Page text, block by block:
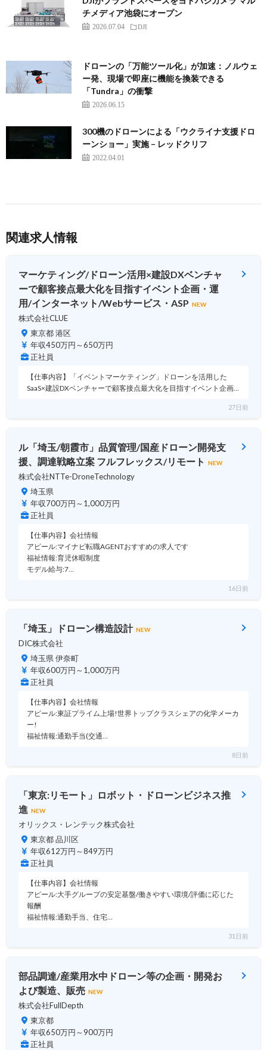
チメディア池袋にオープン
2026.07.04 DJI
ドローンの「万能ツール化」が加速：ノルウェ
ー発、現場で即座に機能を換装できる
「Tundra」の衝撃
2026.06.15
300機のドローンによる「ウクライナ支援ドロ
ーンショー」実施 – レッドクリフ
2022.04.01
関連求人情報
マーケティング/ドローン活用×建設DXベンチャ
ーで顧客接点最大化を目指すイベント企画・運
用/インターネット/Webサービス・ASP NEW
株式会社CLUE
東京都 港区
年収450万円～650万円
正社員
【仕事内容】「イベントマーケティング」ドローンを活用した
SaaS×建設DXベンチャーで顧客接点最大化を目指すイベント企画…
27日前
ル「埼玉/朝霞市」品質管理/国産ドローン開発支
援、調達戦略立案 フルフレックス/リモート
NEW
株式会社NTTe-DroneTechnology
埼玉県
年収700万円～1,000万円
正社員
【仕事内容】会社情報
アピール:マイナビ転職AGENTおすすめの求人です
福祉情報:育児休暇制度
モデル給与:7…
16日前
「埼玉」ドローン構造設計 NEW
DIC株式会社
埼玉県 伊奈町
年収600万円～1,000万円
正社員
【仕事内容】会社情報
アピール:東証プライム上場!世界トップクラスシェアの化学メーカ
ー!
福祉情報:通勤手当(交通…
8日前
「東京:リモート」ロボット・ドローンビジネス推
進 NEW
オリックス・レンテック株式会社
東京都 品川区
年収612万円～849万円
正社員
【仕事内容】会社情報
アピール:大手グループの安定基盤/働きやすい環境/評価に応じた
報酬
福祉情報:通勤手当、住宅…
31日前
部品調達/産業用水中ドローン等の企画・開発お
よび製造、販売 NEW
株式会社FullDepth
東京都
年収650万円～900万円
正社員